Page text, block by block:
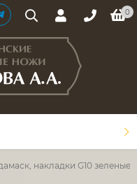
0
накладки G10 зеленые